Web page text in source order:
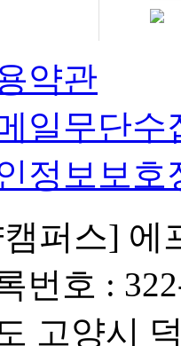
약관
일무단수
정보보호
퍼스] 에
번호 :
고양시